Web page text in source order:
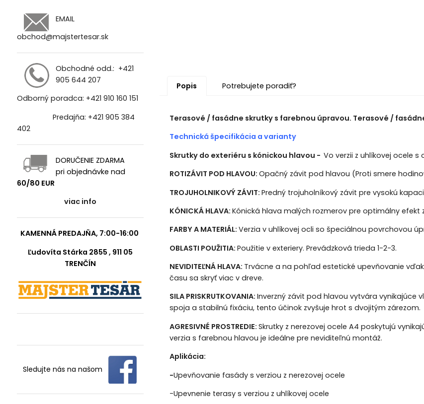
EMAIL
obchod@majstertesar.sk
Obchodné odd.: +421
905 644 207
Odborný poradca: +421 910 160 151
Predajňa: +421 905 384
402
DORUČENIE ZDARMA
pri objednávke nad
60/80 EUR
viac info
KAMENNÁ PREDAJŇA, 7:00-16:00
Ľudovíta Stárka 2855 , 911 05
TRENČÍN
Sledujte nás na našom
Popis Potrebujete poradiť?
Terasové / fasádne skrutky s farebnou úpravou. Terasové /
Technická špecifikácia a varianty
Skrutky do exteriéru s kónickou hlavou - Vo verzii z uhlíkovej ocele
ROTIZÁVIT POD HLAVOU: Opačný závit pod hlavou (Proti smere
TROJUHOLNIKOVÝ ZÁVIT: Predný trojuholníkový závit pre vysokú
KÓNICKÁ HLAVA: Kónická hlava malých rozmerov pre optimálny efekt
FARBY A MATERIÁL: Verzia v uhlíkovej ocli so špeciálnou povrchovou
OBLASTI POUŽITIA: Použitie v exteriery. Prevádzková trieda 1-2-3.
NEVIDITEĽNÁ HLAVA: Trvácne a na pohľad estetické upevňovanie
času sa skryť viac v dreve.
SILA PRISKRUTKOVANIA: Inverzný závit pod hlavou vytvára vynikajúce
spoja a stabilnú fixáciu, tento účinok zvyšuje hrot s dvojitým zárezom.
AGRESIVNÉ PROSTREDIE: Skrutky z nerezovej ocele A4 poskytujú
verzia s farebnou hlavou je ideálne pre neviditeľnú montáž.
Aplikácia:
-Upevňovanie fasády s verziou z nerezovej ocele
-Upevnenie terasy s verziou z uhlíkovej ocele